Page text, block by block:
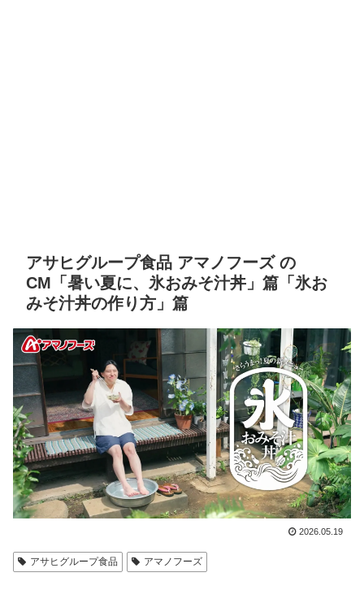
アサヒグループ食品 アマノフーズ の
CM「暑い夏に、氷おみそ汁丼」篇「氷お
みそ汁丼の作り方」篇
2026.05.19
アサヒグループ食品 アマノフーズ